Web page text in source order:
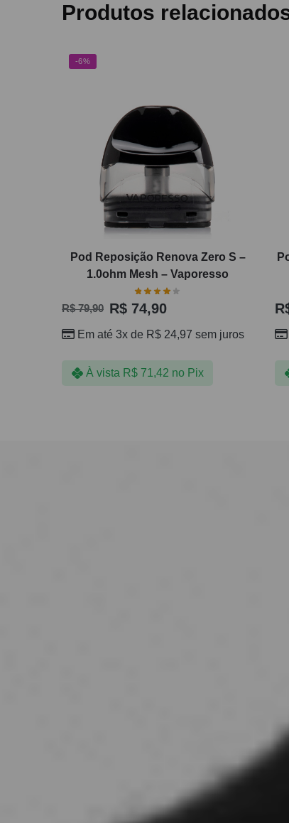
Produtos
-6%
Pod Reposição Renova Zero S –
1.0ohm Mesh – Vaporesso
R$79,90 R$ 74,90
Em até 3x de R$ 24,97 sem juros
À vista R$71,42 no Pix